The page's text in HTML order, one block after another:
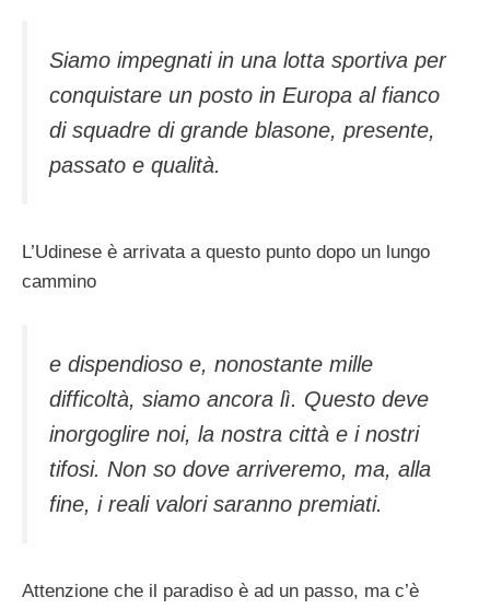
Siamo impegnati in una lotta sportiva per
conquistare un posto in Europa al fianco
di squadre di grande blasone, presente,
passato e qualità.
L’Udinese è arrivata a questo punto dopo un lungo
cammino
e dispendioso e, nonostante mille
difficoltà, siamo ancora lì. Questo deve
inorgoglire noi, la nostra città e i nostri
tifosi. Non so dove arriveremo, ma, alla
fine, i reali valori saranno premiati.
Attenzione che il paradiso è ad un passo, ma c’è